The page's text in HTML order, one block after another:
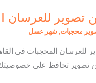
تصوير للعرسان
محجبات, شهر عسل
للعرسان المحجبات في
تصوير تحافظ على